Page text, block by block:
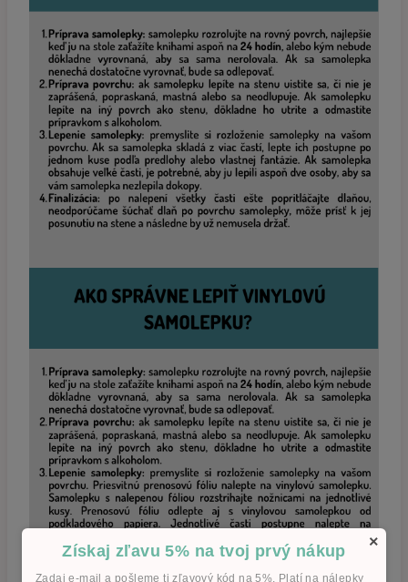
×
Získaj zľavu 5% na tvoj prvý nákup
Zadaj e-mail a pošleme ti zľavový kód na 5%. Platí na nálepky